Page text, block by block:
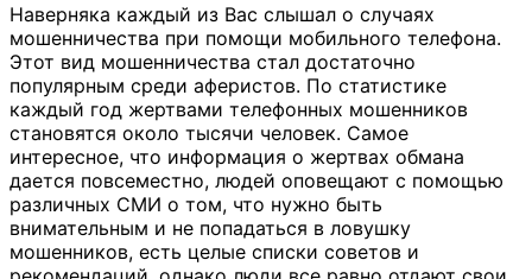
Наверняка каждый из Вас слышал о случаях
мошенничества при помощи мобильного телефона.
Этот вид мошенничества стал достаточно
популярным среди аферистов. По статистике
каждый год жертвами телефонных мошенников
становятся около тысячи человек. Самое
интересное, что информация о жертвах обмана
дается повсеместно, людей оповещают с помощью
различных СМИ о том, что нужно быть
внимательным и не попадаться в ловушку
мошенников, есть целые списки советов и